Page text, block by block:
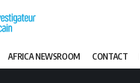
AFRICA NEWSROOM CONTACT